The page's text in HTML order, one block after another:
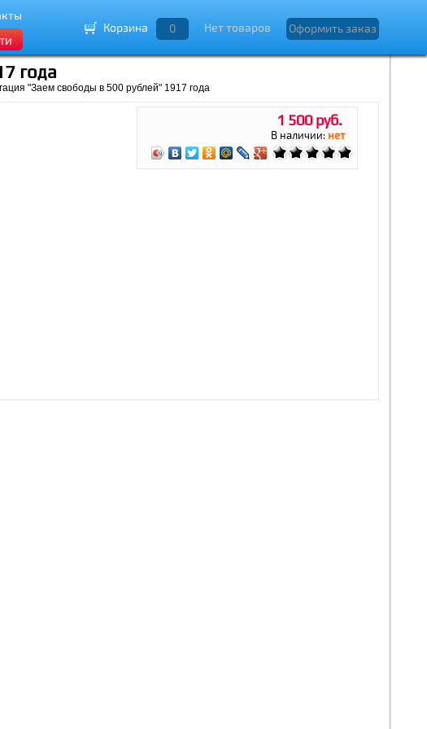
Корзина 0 Нет товаров Оформить заказ
года
"Заем свободы в 500 рублей" 1917 года
1 500 руб.
В наличии: нет